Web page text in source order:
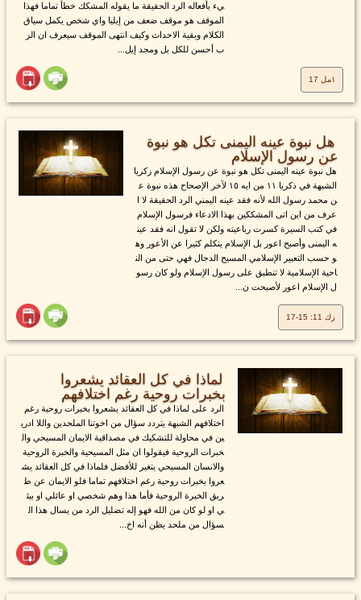
يء بأفعاله الرد الحقيقة ما يقوله المشكك خطأ تماما فهذا
الموقف هو موقف ضعف من إيليا واي شخص يكمل سياق
الكلام وبقية الاحداث وكيف انتهى الموقف سيعرف ان الر
ب أحسن للكل بل ومجد إيل...
١مل 17
هل نبوة عينه اليمنى تكل هو نبوة
عن رسول الإسلام
هل نبوة عينه اليمنى تكل هو نبوة عن رسول الإسلام زكريا
الشبهة في ذكريا ١١ من ايه ١٥ لآخر الإصحاح هذه نبوة ع
ن محمد رسول الله لأنه فقد عينه اليمني الرد الحقيقة لا ا
عرف من اين اتى المشككين بهذا الادعاء فرسول الإسلام
في كتب السيرة كسرت رباعيته ولكن لا تقول انه فقد عين
ه اليمنى وأصبح اعور بل الإسلام يتكلم كثيرا عن الأعور وه
و حسب التعبير الإسلامي المسيح الدجال فهي حتى من الن
احية الإسلامية لا تنطبق على رسول الإسلام ولو كان رسو
ل الإسلام اعور لأصبحت ن...
زك 11: 15-17
لماذا في كل العقائد يشعروا
بخبرات روحية رغم اختلافهم
الرد على لماذا في كل العقائد يشعروا بخبرات روحية رغم
اختلافهم الشبهة يتردد سؤال من اخوتنا الملحدين واللا ادري
ين في محاولة للتشكيك في مصداقية الايمان المسيحي وال
خبرات الروحية فيقولوا ان مثل المسيحية والخبرة الروحية
والانسان المسيحي يتغير للأفضل فلماذا في كل العقائد يش
عروا بخبرات روحية رغم اختلافهم تماما فلو الايمان عن ط
ريق الخبرة الروحية فأما هذا وهم شخصي او عائلي او بيئ
ي او لو كان من الله فهو إله تضليل الرد من يسال هذا ال
سؤال من ملحد يظن أنه اخ...